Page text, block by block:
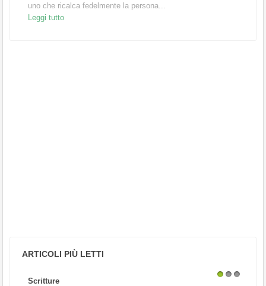
uno che ricalca fedelmente la persona...
Leggi tutto
ARTICOLI PIÙ LETTI
Scritture